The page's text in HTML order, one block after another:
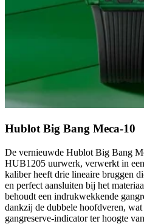
Hublot Big Bang Meca-10
De vernieuwde Hublot Big Bang
HUB1205 uurwerk, verwerkt in
kaliber heeft drie lineaire bruggen
en perfect aansluiten bij het
behoudt een indrukwekkende
dankzij de dubbele hoofdveren,
gangreserve-indicator ter hoogte